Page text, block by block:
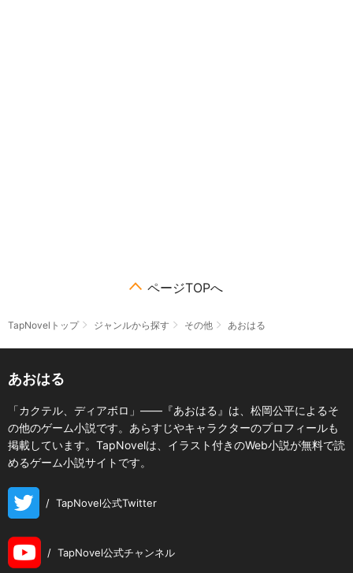
ページTOPへ
TapNovelトップ ジャンルから探す その他 あおはる
あおはる
「カクテル、ディアボロ」――『あおはる』は、松岡公平によるそ
の他のゲーム小説です。あらすじやキャラクターのプロフィールも
掲載しています。TapNovelは、イラスト付きのWeb小説が無料で読
めるゲーム小説サイトです。
/ TapNovel公式Twitter
/ TapNovel公式チャンネル